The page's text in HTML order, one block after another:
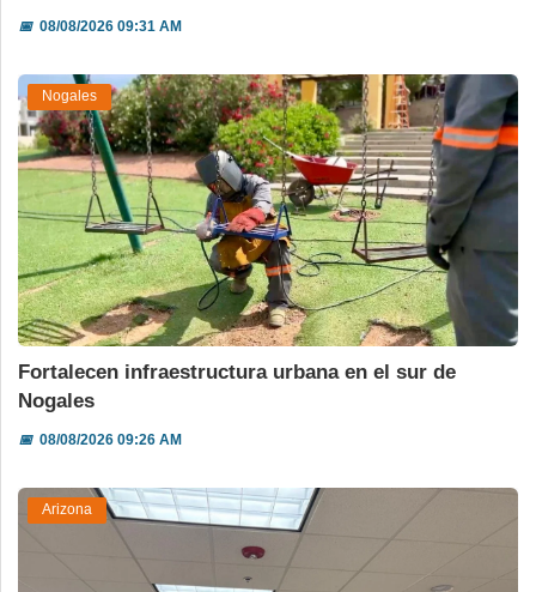
📅08/08/2026 09:31 AM
Nogales
Fortalecen infraestructura urbana en el sur de
Nogales
📅08/08/2026 09:26 AM
Arizona